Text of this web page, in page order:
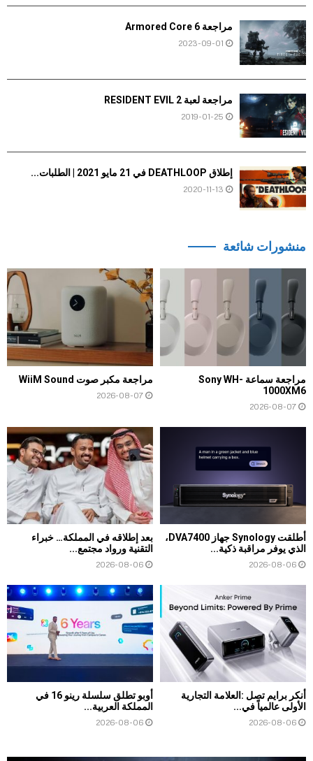
مراجعة Armored Core 6
2023-09-01
مراجعة لعبة RESIDENT EVIL 2
2019-01-25
إطلاق DEATHLOOP في 21 مايو 2021 | الطلبات...
2020-11-13
منشورات شائعة
مراجعة سماعة Sony WH-
1000XM6
2026-08-07
مراجعة مكبر صوت WiiM Sound
2026-08-07
أطلقت Synology جهاز DVA7400،
الذي يوفر مراقبة ذكية...
2026-08-06
بعد إطلاقه في المملكة… خبراء
التقنية ورواد مجتمع...
2026-08-06
أنكر برايم تصل :العلامة التجارية
الأولى عالمياً في...
2026-08-06
أوبو تطلق سلسلة رينو 16 في
المملكة العربية...
2026-08-06